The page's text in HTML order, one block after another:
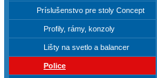
Príslušenstvo pre stoly Concept
Profily, rámy, konzoly
Lišty na svetlo a balancer
Police